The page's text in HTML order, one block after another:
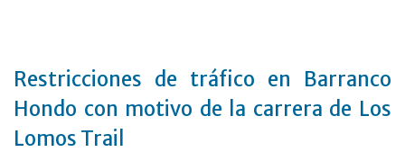
Restricciones de tráfico en Barranco
Hondo con motivo de la carrera de Los
Lomos Trail